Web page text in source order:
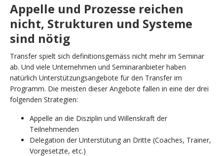
Appelle und Prozesse reichen
nicht, Strukturen und Systeme
sind nötig
Transfer spielt sich definitionsgemäss nicht mehr im Seminar
ab. Und viele Unternehmen und Seminaranbieter haben
natürlich Unterstützungsangebote für den Transfer im
Programm. Die meisten dieser Angebote fallen in eine der drei
folgenden Strategien:
Appelle an die Disziplin und Willenskraft der
Teilnehmenden
Delegation der Unterstütung an Dritte (Coaches, Trainer,
Vorgesetzte, etc.)